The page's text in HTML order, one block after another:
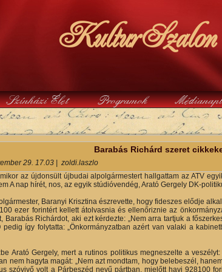
KulturSzalon
Színházi Élet Programok
Barabás Richárd szeret
29. 17.03
zoldi.laszlo
az újdonsült újbudai alpolgármestert hallgattam az ATV
A nap hírét, nos, az egyik stúdióvendég, Arató Gergely DK-
Baranyi Krisztina észrevette, hogy fideszes elődje
ezer forintért kellett átolvasnia és ellenőriznie az
Barabás Richárdot, aki ezt kérdezte: „Nem arra tartjuk a
pedig így folytatta: „Önkormányzatban azért van valaki a
Arató Gergely, mert a rutinos politikus megneszelte a
nem hagyta magát: „Nem azt mondtam, hogy belebeszél,
szóvivő volt a Párbeszéd nevű pártban, mielőtt havi 928100